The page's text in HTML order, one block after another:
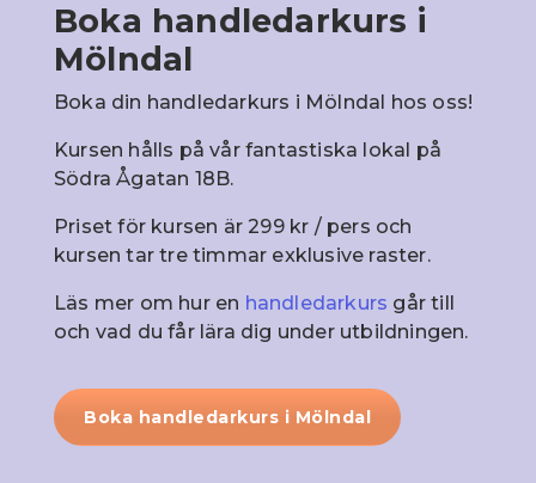
Boka handledarkurs i
Mölndal
Boka din handledarkurs i Mölndal hos oss!
Kursen hålls på vår fantastiska lokal på
Södra Ågatan 18B.
Priset för kursen är 299 kr / pers och
kursen tar tre timmar exklusive raster.
Läs mer om hur en handledarkurs går till
och vad du får lära dig under utbildningen.
Boka handledarkurs i Mölndal